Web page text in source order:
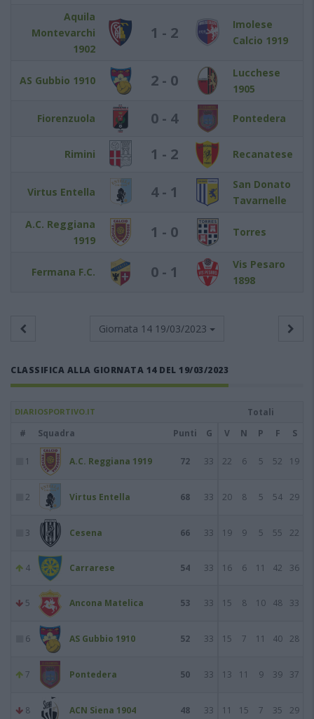
Aquila
Montevarchi
1902
1 - 2
Imolese
Calcio 1919
AS Gubbio 1910 2 - 0
Lucchese
1905
Fiorenzuola 0 - 4 Pontedera
Rimini 1 - 2 Recanatese
Virtus Entella 4 - 1
San Donato
Tavarnelle
A.C. Reggiana
1919
1 - 0 Torres
Fermana F.C. 0 - 1
Vis Pesaro
1898
Giornata 14 19/03/2023
CLASSIFICA ALLA GIORNATA 14 DEL 19/03/2023
DIARIOSPORTIVO.IT
Totali
#
Squadra Punti G V N P F S
1 A.C. Reggiana 1919 72 33 22 6 5 52 19
2 Virtus Entella 68 33 20 8 5 54 29
3 Cesena 66 33 19 9 5 55 22
4 Carrarese 54 33 16 6 11 42 36
5 Ancona Matelica 53 33 15 8 10 48 33
6 AS Gubbio 1910 52 33 15 7 11 40 28
7 Pontedera 50 33 13 11 9 39 37
8 ACN Siena 1904 48 33 11 15 7 35 29